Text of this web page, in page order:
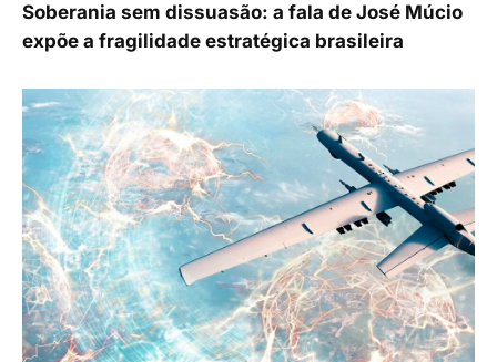
Soberania sem dissuasão: a fala de José Múcio
expõe a fragilidade estratégica brasileira